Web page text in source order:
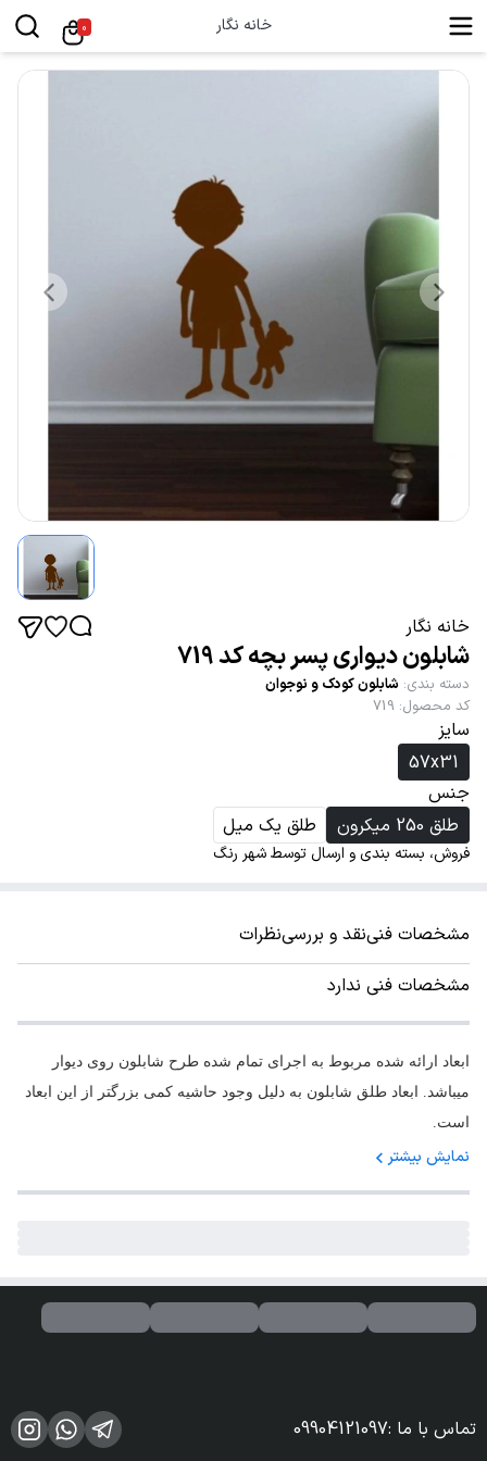
خانه نگار 0
خانه نگار
شابلون دیواری پسر بچه کد 719
دسته بندی: شابلون کودک و نوجوان
کد محصول:
719
سایز
57x31
جنس
طلق 250 میکرون
طلق یک میل
فروش، بسته بندی و ارسال توسط شهر رنگ
مشخصات فنینقد و بررسینظرات
مشخصات فنی ندارد
ابعاد ارائه شده مربوط به اجرای تمام شده طرح شابلون روی دیوار
میباشد. ابعاد طلق شابلون به دلیل وجود حاشیه کمی بزرگتر از این ابعاد
است.
نمایش بیشتر
تماس با ما :
09904121097